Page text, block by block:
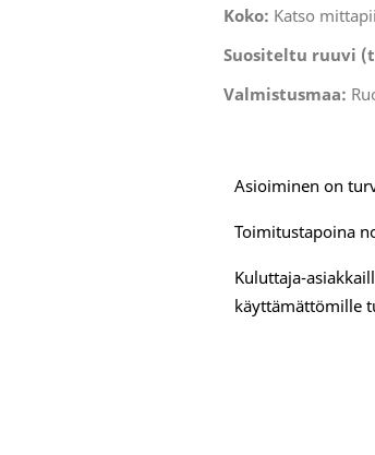
Koko: Katso
Suositeltu ruuvi
Valmistusmaa:
Asioiminen on
Toimitustapoina
Kuluttaja-
käyttämättömille